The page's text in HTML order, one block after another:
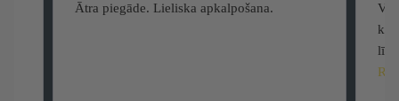
Vienas no garšīgākajām datelēm! Jūt gan